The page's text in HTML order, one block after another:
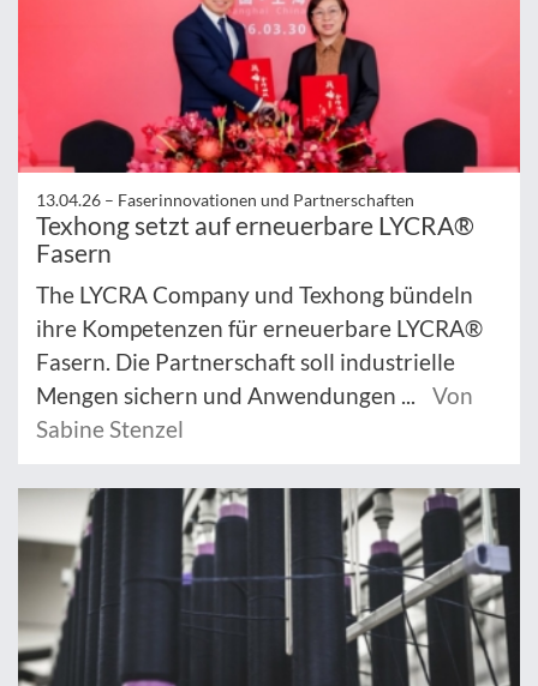
13.04.26 – Faserinnovationen und Partnerschaften
Texhong setzt auf erneuerbare LYCRA®
Fasern
The LYCRA Company und Texhong bündeln
ihre Kompetenzen für erneuerbare LYCRA®
Fasern. Die Partnerschaft soll industrielle
Mengen sichern und Anwendungen ...
Von
Sabine Stenzel